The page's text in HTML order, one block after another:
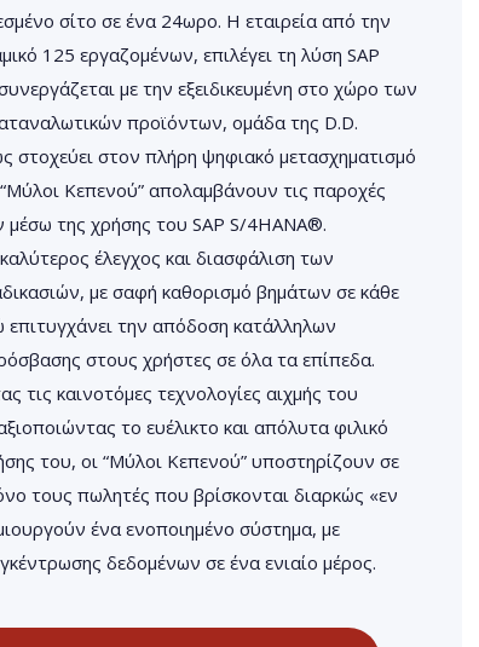
σίτο σε ένα 24ωρο. Η εταιρεία από την
125 εργαζομένων, επιλέγει τη λύση SAP
με την εξειδικευμένη στο χώρο των
προϊόντων, ομάδα της D.D.
στοχεύει στον πλήρη ψηφιακό μετασχηματισμό
Κεπενού” απολαμβάνουν τις παροχές
της χρήσης του SAP S/4HANA®.
έλεγχος και διασφάλιση των
με σαφή καθορισμό βημάτων σε κάθε
επιτυγχάνει την απόδοση κατάλληλων
στους χρήστες σε όλα τα επίπεδα.
τις καινοτόμες τεχνολογίες αιχμής του
το ευέλικτο και απόλυτα φιλικό
του, οι “Μύλοι Κεπενού” υποστηρίζουν σε
τους πωλητές που βρίσκονται διαρκώς «εν
ένα ενοποιημένο σύστημα, με
δεδομένων σε ένα ενιαίο μέρος.